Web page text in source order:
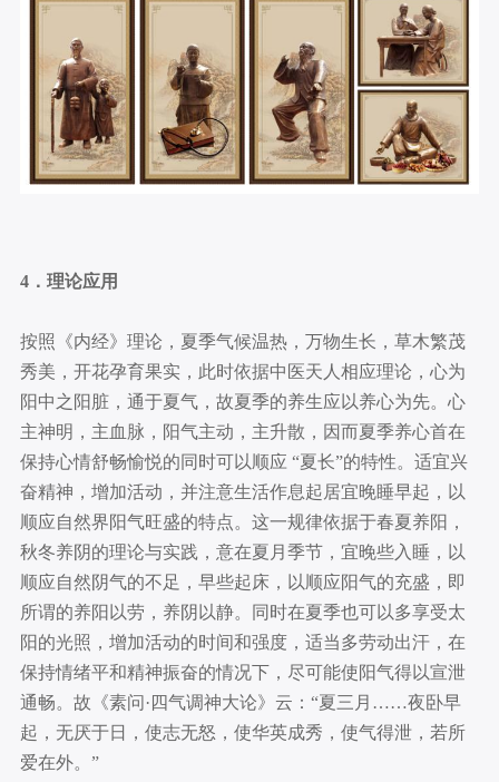
4．理论应用
按照《内经》理论，夏季气候温热，万物生长，草木繁茂
秀美，开花孕育果实，此时依据中医天人相应理论，心为
阳中之阳脏，通于夏气，故夏季的养生应以养心为先。心
主神明，主血脉，阳气主动，主升散，因而夏季养心首在
保持心情舒畅愉悦的同时可以顺应 “夏长”的特性。适宜兴
奋精神，增加活动，并注意生活作息起居宜晚睡早起，以
顺应自然界阳气旺盛的特点。这一规律依据于春夏养阳，
秋冬养阴的理论与实践，意在夏月季节，宜晚些入睡，以
顺应自然阴气的不足，早些起床，以顺应阳气的充盛，即
所谓的养阳以劳，养阴以静。同时在夏季也可以多享受太
阳的光照，增加活动的时间和强度，适当多劳动出汗，在
保持情绪平和精神振奋的情况下，尽可能使阳气得以宣泄
通畅。故《素问·四气调神大论》云：“夏三月……夜卧早
起，无厌于日，使志无怒，使华英成秀，使气得泄，若所
爱在外。”